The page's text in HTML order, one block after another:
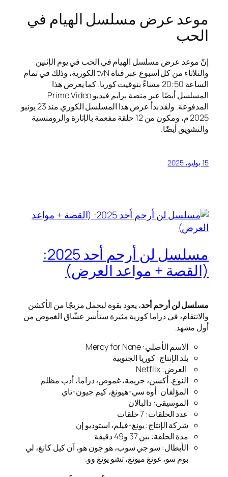
موعد عرض مسلسل الهيام في
الحب
إنّ موعد عرض مسلسل الهيام في الحب في يوم الإثنين
والثلاثاء من كل أسبوع عبر قناة tvN الكورية، وذلك في تمام
الساعة 20:50 مساءً بتوقيت كوريا. كما يعرض هذا
المسلسل أيضًا عبر منصة برايم فيديو Prime Video
المدفوعة. ولقد بدأ عرض هذا المسلسل الكوري منذ 23 يونيو
2025 م، ومكون من 12 حلقة مفعمة بالإثارة والرومنسية
والتشويق أيضًا.
15 يوليو، 2025
مسلسل لن أرحم أحد 2025:
(القصة + مواعد العرض)
مسلسل لن أرحم أحد، يعود بقوة ليحمل مزيجًا من الأكشن
والانتقام، في دراما كورية مثيرة ستأسر عشّاق الغموض من
أول مشهد.
الاسم الأصلي: Mercy for None
بلد الإنتاج: كوريا الجنوبية
العرض: Netflix
النوع: أكشن، جريمة، غموض، دراما، أدب مظلم
المؤلفان: أوه سي-هيونغ، كيم جيون-تاي
الموسيقى: دالبالان
عدد الحلقات: 7 حلقات
شركة الإنتاج: يونغ-فيلم، استوديو إن
مدة الحلقة: بين 37 و49 دقيقة
الأبطال: سو جي سوب، هو جون هو، آن كيل كانغ، لي
بوم سو، غونغ ميونغ، تشو يونغ وو.